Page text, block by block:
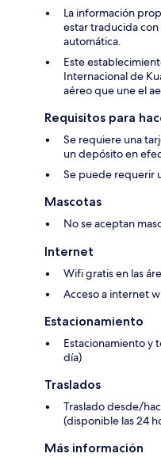
La información
estar traducida
automática.
Este
Internacional de
aéreo que une el
Requisitos para
Se requiere una
un depósito en
Se puede requerir
Mascotas
No se aceptan
Internet
Wifi gratis en las
Acceso a internet
Estacionamiento
Estacionamiento y
día)
Traslados
Traslado desde/
(disponible las 24
Más información